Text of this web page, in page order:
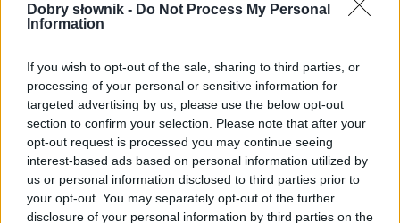
Dobry słownik - Do Not Process My Personal
Information
If you wish to opt-out of the sale, sharing to third parties, or
processing of your personal or sensitive information for
targeted advertising by us, please use the below opt-out
section to confirm your selection. Please note that after your
opt-out request is processed you may continue seeing
interest-based ads based on personal information utilized by
us or personal information disclosed to third parties prior to
your opt-out. You may separately opt-out of the further
disclosure of your personal information by third parties on the
podstawowym, konkretnym (...). Jednak nie należy
synonim przysłówków ‘sporo, wiele, niemało’ – jest
niepoprawny, i traktować jako błąd mówienie czy
pisanie szereg miast ,szereg przykładów,szereg
wątpliwości. Można co najwyżej zaznaczyć, że taka
polszczyzna nie zasługuje na upowszechnianie.
Tak właśnie stawiają sprawę językoznawcy (...)
Dziwne to wszystko, gdyż mamy tu